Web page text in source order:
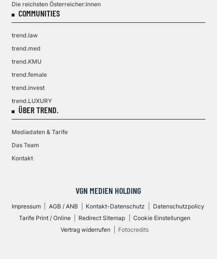
Die reichsten Österreicher:innen
COMMUNITIES
trend.law
trend.med
trend.KMU
trend.female
trend.invest
trend.LUXURY
ÜBER TREND.
Mediadaten & Tarife
Das Team
Kontakt
VGN MEDIEN HOLDING
Impressum AGB / ANB Kontakt-Datenschutz
Datenschutzpolicy
Tarife Print / Online
Redirect Sitemap
Cookie Einstellungen
Vertrag widerrufen
Fotocredits